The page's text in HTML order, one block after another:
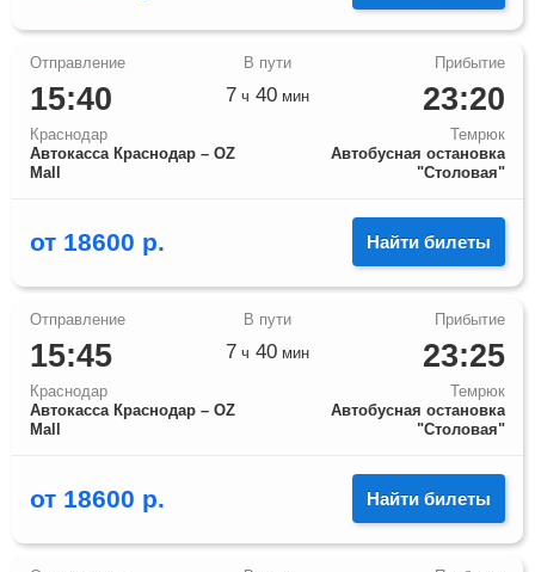
15:40
Краснодар
Автокасса Краснодар – OZ
Mall
23:20
Темрюк
Автобусная остановка
"Столовая"
7 ч 40 мин
от 18600 р. Найти билеты
15:45
Краснодар
Автокасса Краснодар – OZ
Mall
23:25
Темрюк
Автобусная остановка
"Столовая"
7 ч 40 мин
от 18600 р. Найти билеты